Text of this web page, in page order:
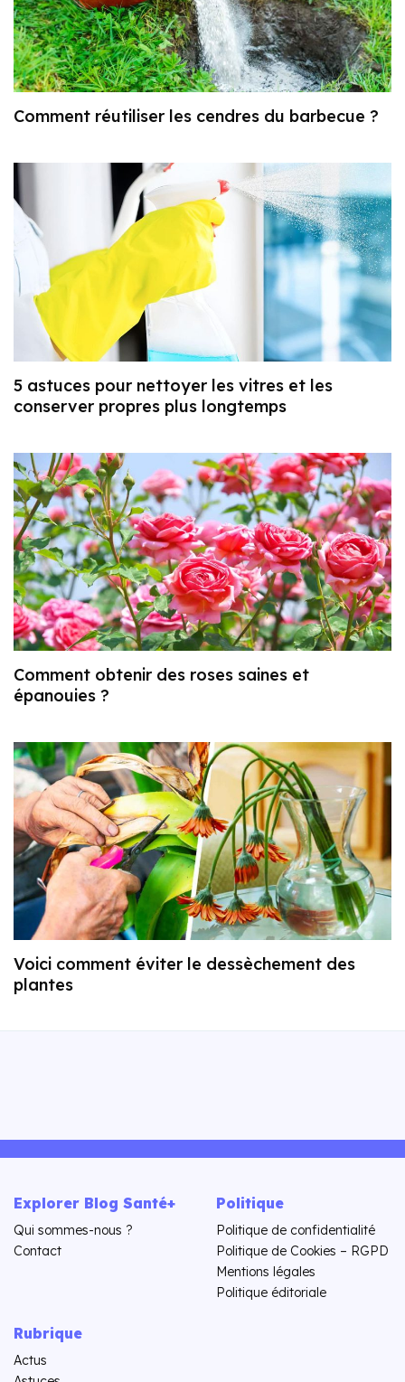
Comment réutiliser les cendres du barbecue ?
5 astuces pour nettoyer les vitres et les
conserver propres plus longtemps
Comment obtenir des roses saines et
épanouies ?
Voici comment éviter le dessèchement des
plantes
Explorer Blog Santé+
Qui sommes-nous ?
Contact
Politique
Politique de confidentialité
Politique de Cookies – RGPD
Mentions légales
Politique éditoriale
Rubrique
Actus